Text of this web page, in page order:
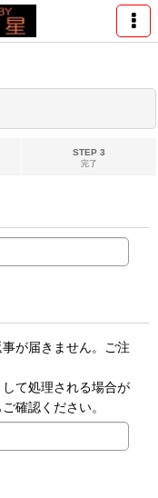
STEP 3
完了
が届きません。ご注
て処理される場合が
確認ください。